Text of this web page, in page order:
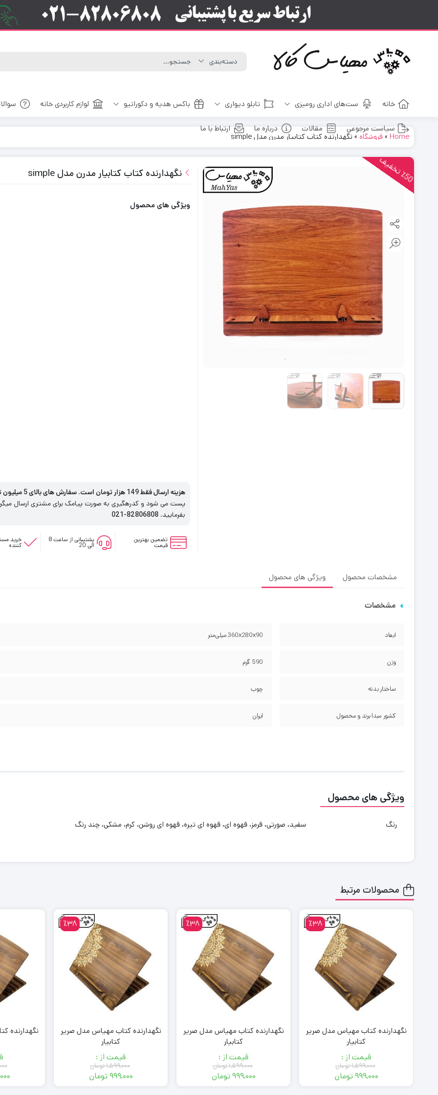
خانه ست‌های اداری رومیزی تابلو دیواری باکس هدیه و دکوراتیو لوازم کاربردی خانه
سیاست مرجوعی مقالات درباره ما ارتباط با ما
Home
»فروشگاه » نگهدارنده کتاب کتابیار مدرن مدل simple
٪5
0
ت
خ
ف
یف نگهدارنده کتاب کتابیار مدرن مدل simple
ویژگی های محصول
هزینه ارسال فقط 149 هزار تومان است. سفارش های بالای 5 میلیون تومان رایگان است
پست می شود و کدرهگیری به صورت پیامک برای مشتری ارسال
بفرمایید. 82806808-021
تضمین بهترین
قیمت
پشتیبانی از ساعت 8
الی 20
خرید
کننده
مشخصات محصول ویژگی های محصول
مشخصات
ابعاد 360x280x90 میلی‌متر
وزن 590 گرم
ساختار بدنه چوب
کشور مبدا برند و محصول ایران
ویژگی های محصول
رنگ سفید، صورتی، قرمز، قهوه ای، قهوه ای تیره، قهوه ای روشن، کرم، مشکی، چند رنگ
محصولات مرتبط
٪38
نگهدارنده کتاب مهیاس مدل صریر
کتابیار
قیمت از :
۱,۵۹۹,۰۰۰تومان
۹۹۹,۰۰۰تومان
٪38
نگهدارنده کتاب مهیاس مدل صریر
کتابیار
قیمت از :
۱,۵۹۹,۰۰۰تومان
۹۹۹,۰۰۰تومان
٪38
نگهدارنده کتاب مهیاس مدل صریر
کتابیار
قیمت از :
۱,۵۹۹,۰۰۰تومان
۹۹۹,۰۰۰تومان
نگهدارنده